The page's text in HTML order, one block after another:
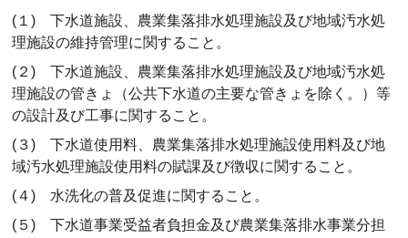
(１) 下水道施設、農業集落排水処理施設及び地域汚水処
理施設の維持管理に関すること。
(２) 下水道施設、農業集落排水処理施設及び地域汚水処
理施設の管きょ（公共下水道の主要な管きょを除く。）等
の設計及び工事に関すること。
(３) 下水道使用料、農業集落排水処理施設使用料及び地
域汚水処理施設使用料の賦課及び徴収に関すること。
(４) 水洗化の普及促進に関すること。
(５) 下水道事業受益者負担金及び農業集落排水事業分担